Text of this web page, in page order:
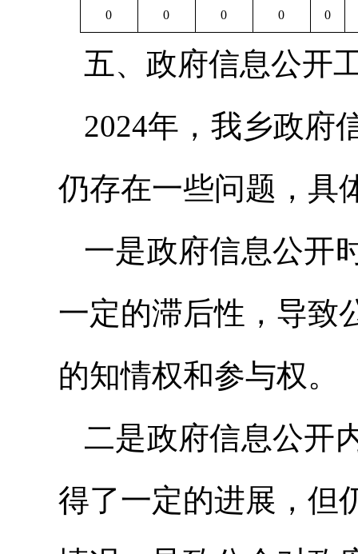
0 0 0 0 0
五、政府信息公开
2024年，我乡政府
仍存在一些问题，具
一是政府信息公开
一定的滞后性，导致
的知情权和参与权。
二是政府信息公开
得了一定的进展，但